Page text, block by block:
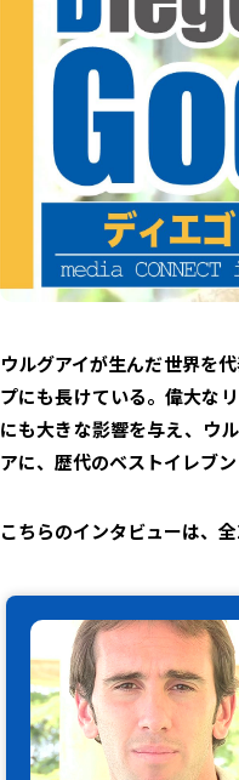
ウルグアイが生んだ世界を
プにも長けている。偉大な
にも大きな影響を与え、ウ
アに、歴代のベストイレブ
こちらのインタビューは、